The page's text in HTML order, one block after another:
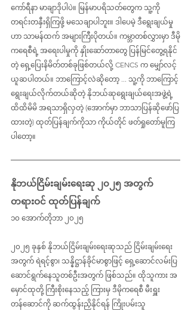
ကော်ရီနာ မာချာဒိုပါပဲ။ မြန်မာပရိသတ်တွေက သူ့ကို
တရင်းတနှီးရှိကြဖို့ မသေချာပါဘူး။ ဒါပေမဲ့ ဒီရွေးချယ်မှု
ဟာ သာမန်ထက် အများကြီးပိုတယ်။ ကမ္ဘာတစ်လွှားမှာ ဒီမို
ကရေစီရဲ့ အရေးပါမှုကို နှိုးဆော်တာတွေ ပြန်မြင်တွေ့ရနိုင်
တဲ့ ရှေ့ပြေးနိမိတ်တစ်ခုဖြစ်တယ်လို့ CENCS က မျှော်လင့်
ယူဆပါတယ်။ ဘာကြောင့်လဲဆိုတော့ ... သူ့ကို ဘာကြောင့်
ရွေးချယ်လိုက်တယ်ဆိုတဲ့ နိုဘယ်ဆုရွေးချယ်ရေးအဖွဲ့ရဲ့
ထိထိမိမိ အရသာရှိလှတဲ့ (အောက်မှာ ဘာသာပြန်ဆိုဖော်ပြ
ထားတဲ့) ထုတ်ပြန်ချက်ကိုသာ ကိုယ်တိုင် ဖတ်ရှုတော်မူကြ
ပါတော့။
နိုဘယ်ငြိမ်းချမ်းရေးဆု ၂၀၂၅ အတွက်
တရားဝင် ထုတ်ပြန်ချက်
၁၀ အောက်တိုဘာ ၂၀၂၅
၂၀၂၅ ခုနှစ် နိုဘယ်ငြိမ်းချမ်းရေးဆုသည် ငြိမ်းချမ်းရေး
အတွက် ရဲရင့်စွာ၊ သန္နိဋ္ဌာန်ခိုင်မာစွာဖြင့် ရှေ့ဆောင်လမ်းပြ
ဆောင်ရွက်နေသူတစ်ဦးအတွက် ဖြစ်သည်။ ထိုသူကား အ
မှောင်ထုတို့ ကြီးစိုးနေသည့် ကြားမှ ဒီမိုကရေစီ မီးရှူး
တန်ဆောင်ကို ဆက်ထွန်းညှိနိုင်ရန် ကြိုးပမ်းသူ